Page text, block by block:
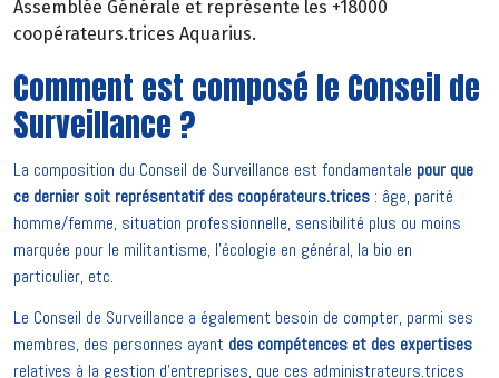
Assemblée Générale et représente les +18000
coopérateurs.trices Aquarius.
Comment est composé le Conseil de
Surveillance ?
La composition du Conseil de Surveillance est fondamentale pour que
ce dernier soit représentatif des coopérateurs.trices : âge, parité
homme/femme, situation professionnelle, sensibilité plus ou moins
marquée pour le militantisme, l’écologie en général, la bio en
particulier, etc.
Le Conseil de Surveillance a également besoin de compter, parmi ses
membres, des personnes ayant des compétences et des expertises
relatives à la gestion d’entreprises, que ces administrateurs.trices